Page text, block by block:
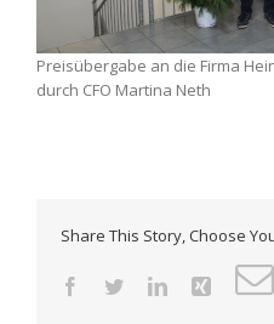
Preisübergabe an die Firma
durch CFO Martina Neth
Share This Story, Choose
Facebook
TwitterLinkedInXing